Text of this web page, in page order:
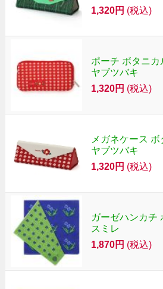
1,320円 (税込)
ポーチ ボタニカ
ヤブツバキ
1,320円 (税込)
メガネケース
ヤブツバキ
1,320円 (税込)
ガーゼハンカチ
スミレ
1,870円 (税込)